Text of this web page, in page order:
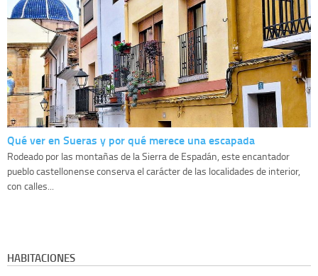
Qué ver en Sueras y por qué merece una escapada
Rodeado por las montañas de la Sierra de Espadán, este encantador
pueblo castellonense conserva el carácter de las localidades de interior,
con calles...
HABITACIONES